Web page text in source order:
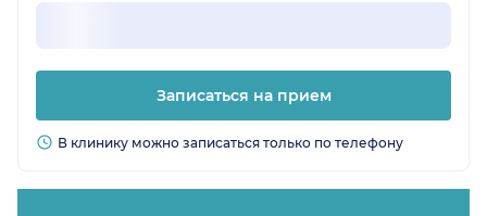
Записаться на прием
В клинику можно записаться только по телефону